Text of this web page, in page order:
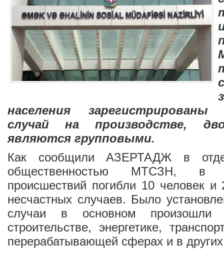
населения
случай на производстве,
являются групповыми.
Как сообщилиАЗЕРТАДЖ в
общественностью МТСЗН, в
происшествий погибли 10 человек и
несчастных случаев. Было
случаи в основном произошли
строительстве, энергетике,
перерабатывающей сферах и в других